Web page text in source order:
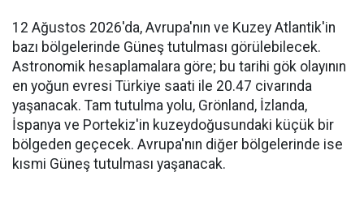
12 Ağustos 2026'da, Avrupa'nın ve Kuzey Atlantik'in
bazı bölgelerinde Güneş tutulması görülebilecek.
Astronomik hesaplamalara göre; bu tarihi gök olayının
en yoğun evresi Türkiye saati ile 20.47 civarında
yaşanacak. Tam tutulma yolu, Grönland, İzlanda,
İspanya ve Portekiz'in kuzeydoğusundaki küçük bir
bölgeden geçecek. Avrupa'nın diğer bölgelerinde ise
kısmi Güneş tutulması yaşanacak.